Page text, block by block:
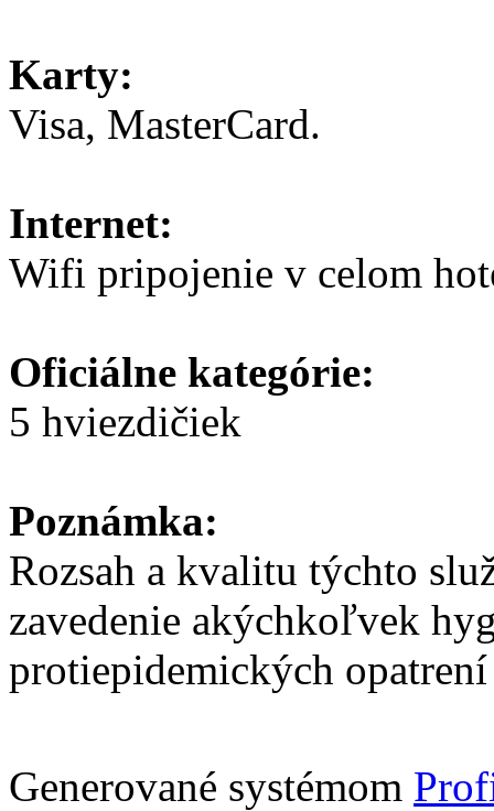
Karty:
Visa, MasterCard.
Internet:
Wifi pripojenie v celom
Oficiálne kategórie:
5 hviezdičiek
Poznámka:
Rozsah a kvalitu týchto
zavedenie akýchkoľvek
protiepidemických
Generované systémom